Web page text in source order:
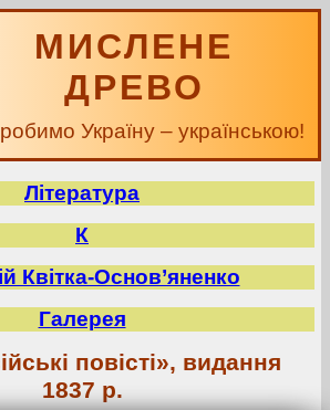
МИСЛЕНЕ
ДРЕВО
Україну – українською!
Література
К
Квітка-Основ’яненко
Галерея
повісті», видання
1837 р.